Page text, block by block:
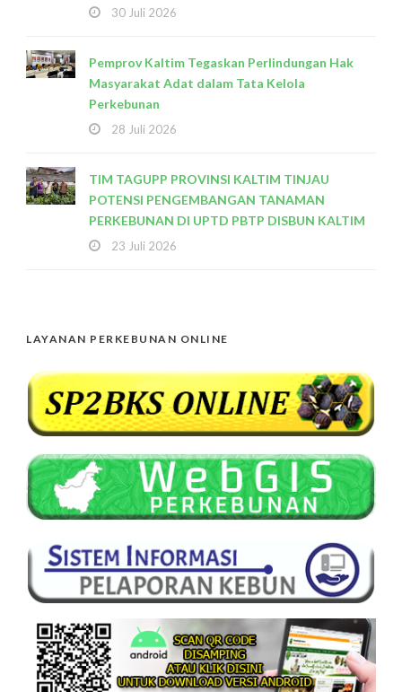
30 Juli 2026
Pemprov Kaltim Tegaskan Perlindungan Hak
Masyarakat Adat dalam Tata Kelola
Perkebunan
28 Juli 2026
TIM TAGUPP PROVINSI KALTIM TINJAU
POTENSI PENGEMBANGAN TANAMAN
PERKEBUNAN DI UPTD PBTP DISBUN KALTIM
23 Juli 2026
LAYANAN PERKEBUNAN ONLINE